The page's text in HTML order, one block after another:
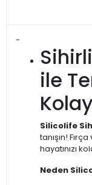
-
ile
Silicolife
tanışın!
hayatınızı
Neden